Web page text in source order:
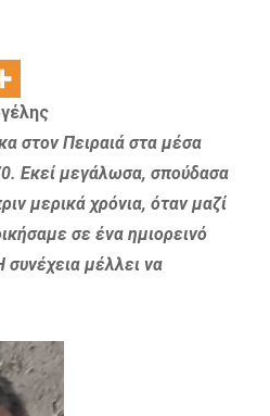
στον Πειραιά στα μέσα
Εκεί μεγάλωσα, σπούδασα
μερικά χρόνια, όταν μαζί
σε ένα ημιορεινό
μέλλει να